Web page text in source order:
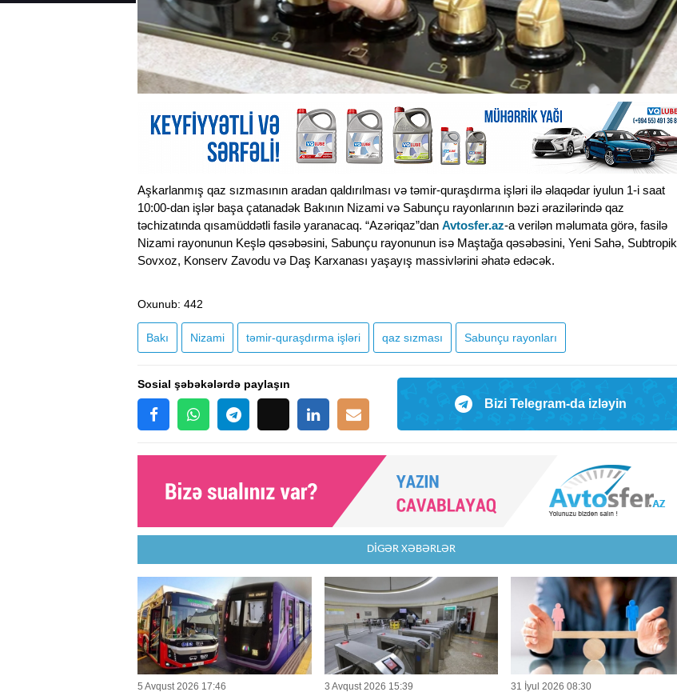
Aşkarlanmış qaz sızmasının aradan qaldırılması və təmir-quraşdırma işləri ilə əlaqədar iyulun 1-i saat
10:00-dan işlər başa çatanadək Bakının Nizami və Sabunçu rayonlarının bəzi ərazilərində qaz
təchizatında qısamüddətli fasilə yaranacaq. “Azəriqaz”dan Avtosfer.az-a verilən məlumata görə, fasilə
Nizami rayonunun Keşlə qəsəbəsini, Sabunçu rayonunun isə Maştağa qəsəbəsini, Yeni Sahə, Subtropik
Sovxoz, Konserv Zavodu və Daş Karxanası yaşayış massivlərini əhatə edəcək.
Oxunub: 442
Bakı Nizami təmir-quraşdırma işləri qaz sızması Sabunçu rayonları
Sosial şəbəkələrdə paylaşın
Bizi Telegram-da izləyin
DİGƏR XƏBƏRLƏR
5 Avqust 2026 17:46 3 Avqust 2026 15:39 31 İyul 2026 08:30